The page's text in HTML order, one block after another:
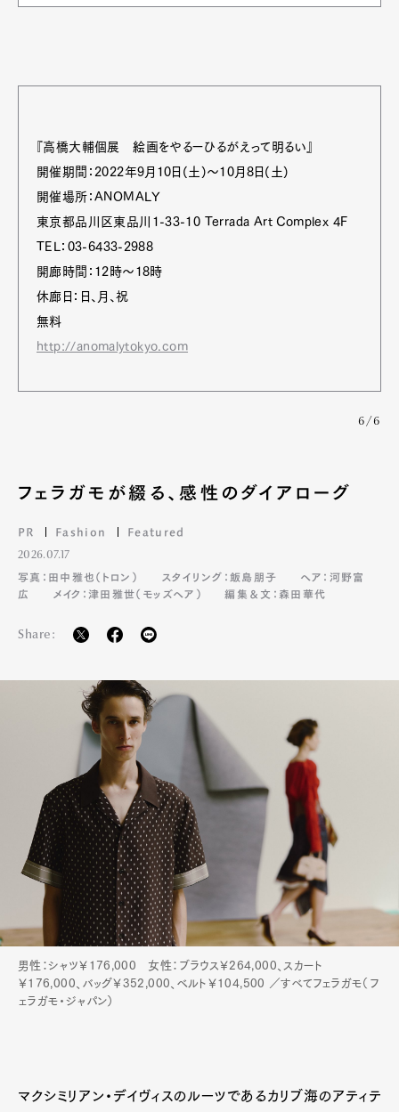
『高橋大輔個展 絵画をやるーひるがえって明るい』
開催期間：2022年9月10日(土)〜10月8日(土)
開催場所：ANOMALY
東京都品川区東品川1-33-10 Terrada Art Complex 4F
TEL：03-6433-2988
開廊時間：12時～18時
休廊日：日、月、祝
無料
http://anomalytokyo.com
6/6
フェラガモが綴る、感性のダイアローグ
PR Fashion Featured
2026.07.17
写真：田中雅也（トロン）
スタイリング：飯島朋子
ヘア：河野富
広
メイク：津田雅世（モッズヘア） 編集＆文：森田華代
Share:
男性：シャツ￥176,000 女性：ブラウス￥264,000、スカート
￥176,000、バッグ￥352,000、ベルト￥104,500 ／すべてフェラガモ（フ
ェラガモ・ジャパン）
マクシミリアン・デイヴィスのルーツであるカリブ海のアティテ